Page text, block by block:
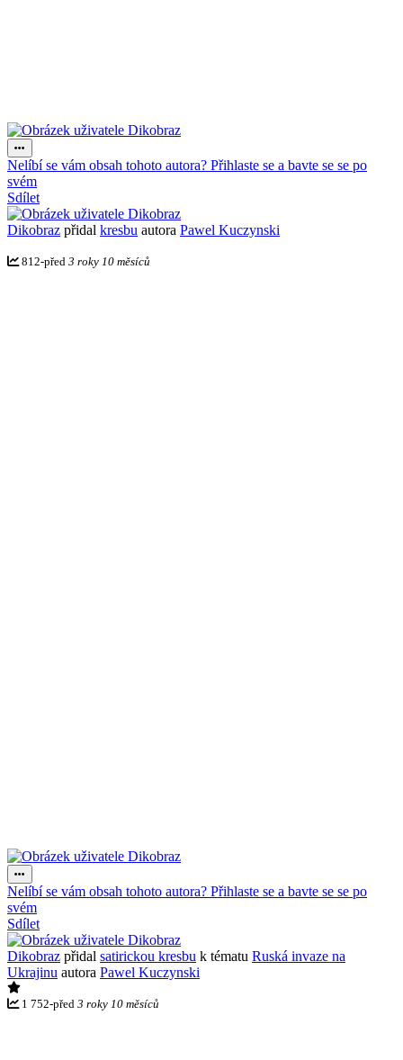
Nelíbí se vám obsah tohoto autora? Přihlaste se a bavte se se po
svém
Sdílet
Dikobraz přidal kresbu autora Pawel Kuczynski
812-před 3 roky 10 měsíců
Nelíbí se vám obsah tohoto autora? Přihlaste se a bavte se se po
svém
Sdílet
Dikobraz přidal satirickou kresbu k tématu Ruská invaze na
Ukrajinu autora Pawel Kuczynski
1 752-před 3 roky 10 měsíců